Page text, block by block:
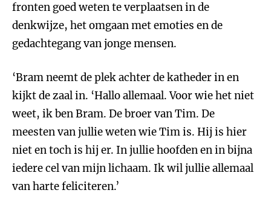
fronten goed weten te verplaatsen in de
denkwijze, het omgaan met emoties en de
gedachtegang van jonge mensen.
‘Bram neemt de plek achter de katheder in en
kijkt de zaal in. ‘Hallo allemaal. Voor wie het niet
weet, ik ben Bram. De broer van Tim. De
meesten van jullie weten wie Tim is. Hij is hier
niet en toch is hij er. In jullie hoofden en in bijna
iedere cel van mijn lichaam. Ik wil jullie allemaal
van harte feliciteren.’